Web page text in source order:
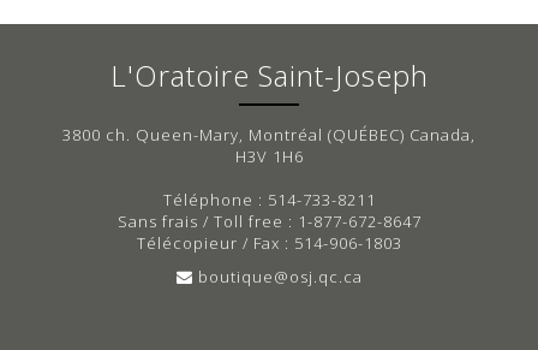
L'Oratoire Saint-Joseph
3800 ch. Queen-Mary, Montréal (QUÉBEC) Canada,
H3V 1H6
Téléphone : 514-733-8211
Sans frais / Toll free : 1-877-672-8647
Télécopieur / Fax : 514-906-1803
boutique@osj.qc.ca